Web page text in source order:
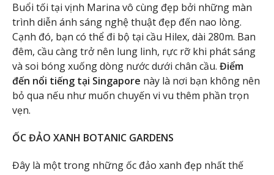
Buổi tối tại vịnh Marina vô cùng đẹp bởi những màn
trình diễn ánh sáng nghệ thuật đẹp đến nao lòng.
Cạnh đó, bạn có thể đi bộ tại cầu Hilex, dài 280m. Ban
đêm, cầu càng trở nên lung linh, rực rỡ khi phát sáng
và soi bóng xuống dòng nước dưới chân cầu. Điểm
đến nổi tiếng tại Singapore này là nơi bạn không nên
bỏ qua nếu như muốn chuyến vi vu thêm phần trọn
vẹn.
ỐC ĐẢO XANH BOTANIC GARDENS
Đây là một trong những ốc đảo xanh đẹp nhất thế